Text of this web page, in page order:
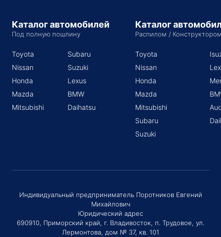
Каталог автомобилей
Под полную пошлину
Toyota
Nissan
Honda
Mazda
Mitsubishi
Subaru
Suzuki
Lexus
BMW
Daihatsu
Каталог
Распилом /
Toyota
Nissan
Honda
Mazda
Mitsubishi
Subaru
Suzuki
Индивидуальный предприниматель Поротников Евгений
Михайлович
Юридический адрес
690910, Приморский край, г. Владивосток, п. Трудовое, ул.
Лермонтова, дом № 37, кв. 101